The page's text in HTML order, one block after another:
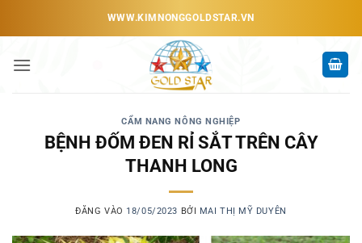
dung
WWW.KIMNONGGOLDSTAR.VN
CẨM NANG NÔNG NGHIỆP
BỆNH ĐỐM ĐEN RỈ SẮT TRÊN CÂY
THANH LONG
ĐĂNG VÀO 18/05/2023 BỞI MAI THỊ MỸ DUYÊN